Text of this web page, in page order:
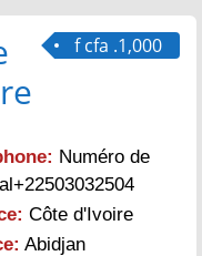
f cfa .1,000
Numéro de
Côte d'Ivoire
Abidjan